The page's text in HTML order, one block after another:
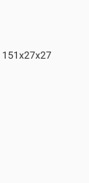
151х27х27